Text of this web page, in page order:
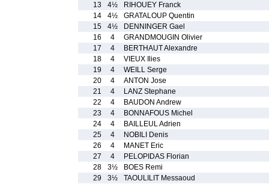
13
4½
RIHOUEY Franck
14
4½
GRATALOUP Quentin
15
4½
DENNINGER Gael
16
4
GRANDMOUGIN Olivier
17
4
BERTHAUT Alexandre
18
4
VIEUX Ilies
19
4
WEILL Serge
20
4
ANTON Jose
21
4
LANZ Stephane
22
4
BAUDON Andrew
23
4
BONNAFOUS Michel
24
4
BAILLEUL Adrien
25
4
NOBILI Denis
26
4
MANET Eric
27
4
PELOPIDAS Florian
28
3½
BOES Remi
29
3½
TAOULILIT Messaoud